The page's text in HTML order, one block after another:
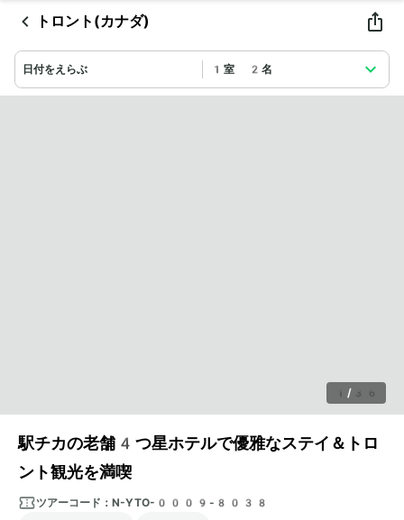
トロント(カナダ)
日付をえらぶ 1室 2名
1 / 36
駅チカの老舗4つ星ホテルで優雅なステイ＆トロ
ント観光を満喫
ツアーコード： N-YTO-0009-8038